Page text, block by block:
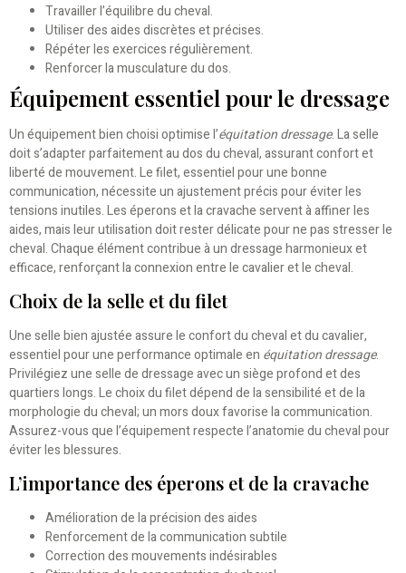
Travailler l’équilibre du cheval.
Utiliser des aides discrètes et précises.
Répéter les exercices régulièrement.
Renforcer la musculature du dos.
Équipement essentiel pour le dressage
Un équipement bien choisi optimise l’équitation dressage. La selle
doit s’adapter parfaitement au dos du cheval, assurant confort et
liberté de mouvement. Le filet, essentiel pour une bonne
communication, nécessite un ajustement précis pour éviter les
tensions inutiles. Les éperons et la cravache servent à affiner les
aides, mais leur utilisation doit rester délicate pour ne pas stresser le
cheval. Chaque élément contribue à un dressage harmonieux et
efficace, renforçant la connexion entre le cavalier et le cheval.
Choix de la selle et du filet
Une selle bien ajustée assure le confort du cheval et du cavalier,
essentiel pour une performance optimale en équitation dressage.
Privilégiez une selle de dressage avec un siège profond et des
quartiers longs. Le choix du filet dépend de la sensibilité et de la
morphologie du cheval; un mors doux favorise la communication.
Assurez-vous que l’équipement respecte l’anatomie du cheval pour
éviter les blessures.
L’importance des éperons et de la cravache
Amélioration de la précision des aides
Renforcement de la communication subtile
Correction des mouvements indésirables